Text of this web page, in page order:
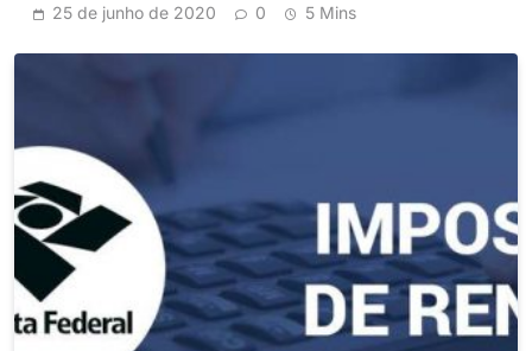
25 de junho de 2020 0 5 Mins